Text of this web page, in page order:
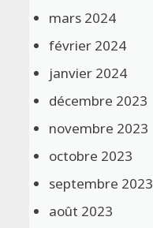
mars 2024
février 2024
janvier 2024
décembre 2023
novembre 2023
octobre 2023
septembre 2023
août 2023